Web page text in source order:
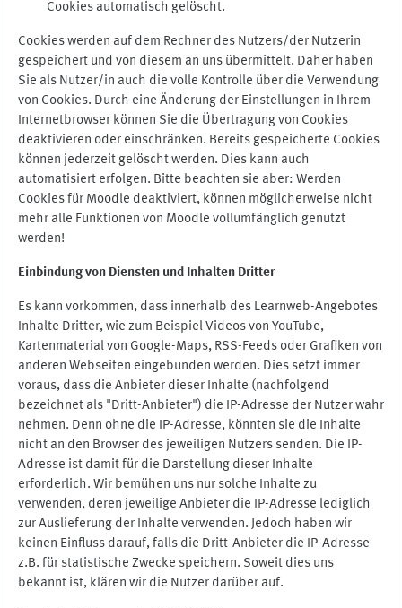
Cookies automatisch gelöscht.
Cookies werden auf dem Rechner des Nutzers/der Nutzerin
gespeichert und von diesem an uns übermittelt. Daher haben
Sie als Nutzer/in auch die volle Kontrolle über die Verwendung
von Cookies. Durch eine Änderung der Einstellungen in Ihrem
Internetbrowser können Sie die Übertragung von Cookies
deaktivieren oder einschränken. Bereits gespeicherte Cookies
können jederzeit gelöscht werden. Dies kann auch
automatisiert erfolgen. Bitte beachten sie aber: Werden
Cookies für Moodle deaktiviert, können möglicherweise nicht
mehr alle Funktionen von Moodle vollumfänglich genutzt
werden!
Einbindung von Diensten und Inhalten Dritter
Es kann vorkommen, dass innerhalb des Learnweb-Angebotes
Inhalte Dritter, wie zum Beispiel Videos von YouTube,
Kartenmaterial von Google-Maps, RSS-Feeds oder Grafiken von
anderen Webseiten eingebunden werden. Dies setzt immer
voraus, dass die Anbieter dieser Inhalte (nachfolgend
bezeichnet als "Dritt-Anbieter") die IP-Adresse der Nutzer wahr
nehmen. Denn ohne die IP-Adresse, könnten sie die Inhalte
nicht an den Browser des jeweiligen Nutzers senden. Die IP-
Adresse ist damit für die Darstellung dieser Inhalte
erforderlich. Wir bemühen uns nur solche Inhalte zu
verwenden, deren jeweilige Anbieter die IP-Adresse lediglich
zur Auslieferung der Inhalte verwenden. Jedoch haben wir
keinen Einfluss darauf, falls die Dritt-Anbieter die IP-Adresse
z.B. für statistische Zwecke speichern. Soweit dies uns
bekannt ist, klären wir die Nutzer darüber auf.